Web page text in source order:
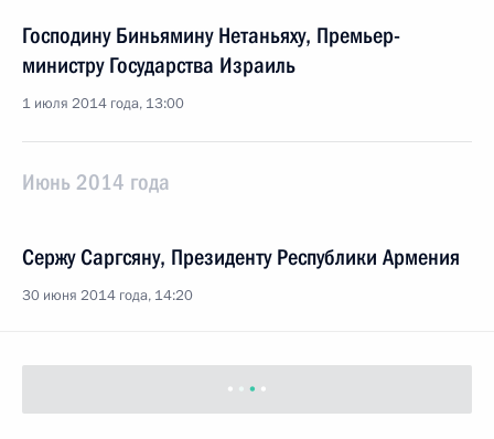
Господину Биньямину Нетаньяху, Премьер-
министру Государства Израиль
1 июля 2014 года, 13:00
Июнь 2014 года
Сержу Саргсяну, Президенту Республики Армения
30 июня 2014 года, 14:20